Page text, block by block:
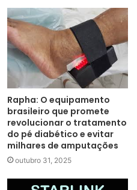
Rapha: O equipamento
brasileiro que promete
revolucionar o tratamento
do pé diabético e evitar
milhares de amputações
outubro 31, 2025